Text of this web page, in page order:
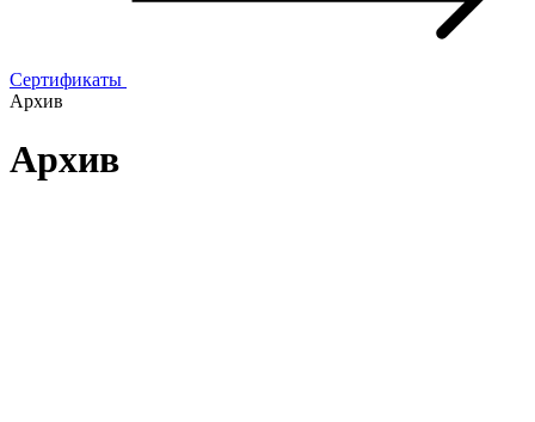
Сертификаты
Архив
Архив